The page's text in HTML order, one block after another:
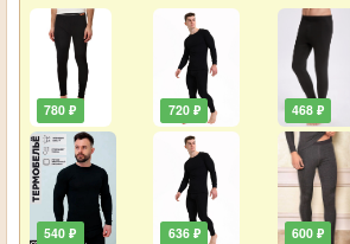
780 ₽
540 ₽
720 ₽
636 ₽
468 ₽
600 ₽